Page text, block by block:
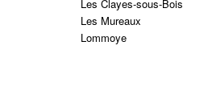
Les Clayes-sous-Bois
Les Mureaux
Lommoye